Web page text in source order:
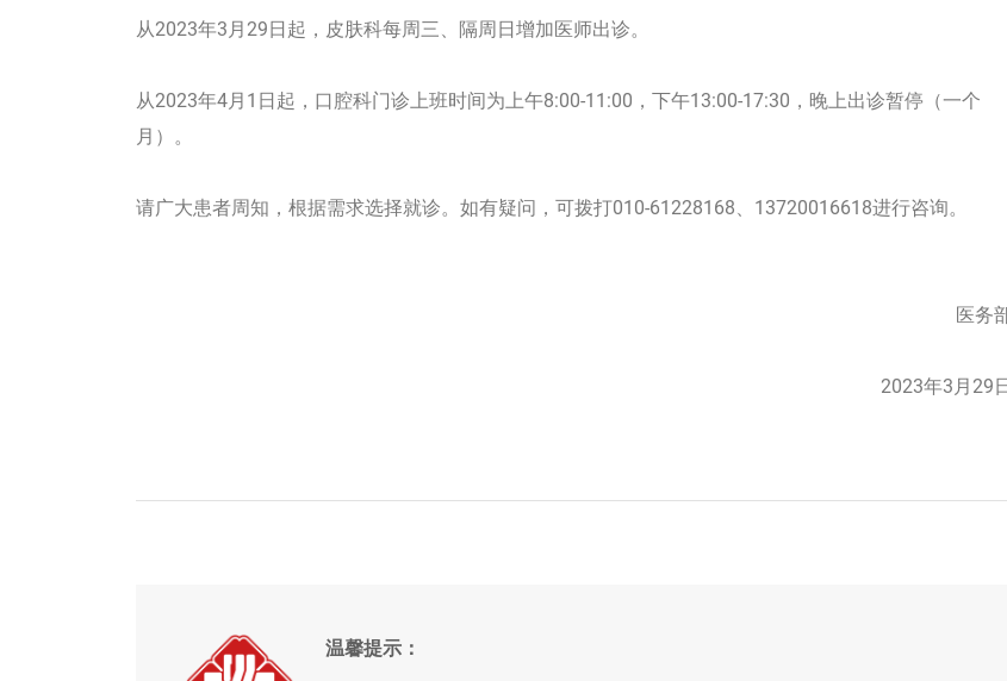
从2023年3月29日起，皮肤科每周三、隔周日增加医师出诊。
从2023年4月1日起，口腔科门诊上班时间为上午8:00-11:00，下午13:00-17:30，晚上出诊暂停（一个
月）。
请广大患者周知，根据需求选择就诊。如有疑问，可拨打010-61228168、13720016618进行咨询。
医务
2023年3月29
温馨提示：